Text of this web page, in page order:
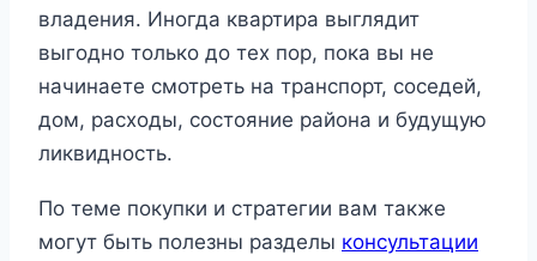
владения. Иногда квартира выглядит
выгодно только до тех пор, пока вы не
начинаете смотреть на транспорт, соседей,
дом, расходы, состояние района и будущую
ликвидность.
По теме покупки и стратегии вам также
могут быть полезны разделы консультации